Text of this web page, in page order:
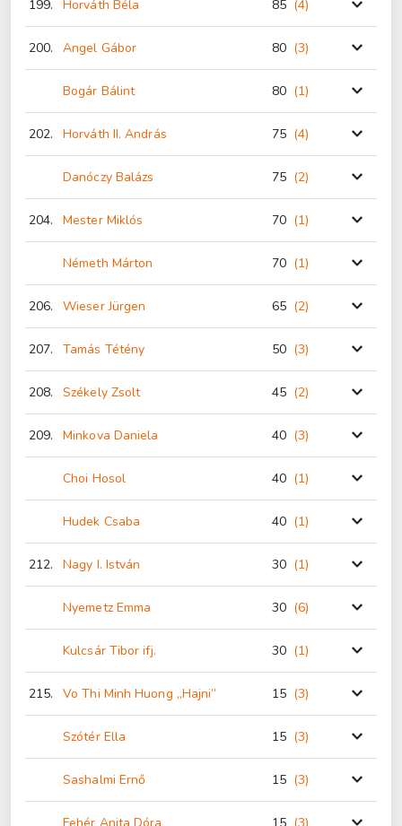
199. Horváth Béla 85 (4)
200. Angel Gábor 80 (3)
Bogár Bálint 80 (1)
202. Horváth II. András 75 (4)
Danóczy Balázs 75 (2)
204. Mester Miklós 70 (1)
Németh Márton 70 (1)
206. Wieser Jürgen 65 (2)
207. Tamás Tétény 50 (3)
208. Székely Zsolt 45 (2)
209. Minkova Daniela 40 (3)
Choi Hosol 40 (1)
Hudek Csaba 40 (1)
212. Nagy I. István 30 (1)
Nyemetz Emma 30 (6)
Kulcsár Tibor ifj. 30 (1)
215. Vo Thi Minh Huong „Hajni” 15 (3)
Szótér Ella 15 (3)
Sashalmi Ernő 15 (3)